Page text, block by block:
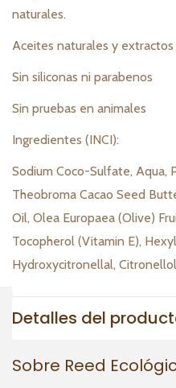
naturales.
Aceites naturales y
Sin siliconas ni parabenos
Sin pruebas en animales
Ingredientes (INCI):
Sodium Coco-Sulfate, Aqua,
Theobroma Cacao Seed
Oil, Olea Europaea (Olive)
Tocopherol (Vitamin E),
Hydroxycitronellal,
Detalles del
Sobre Reed